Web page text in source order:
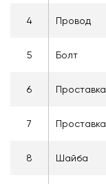
4 Провод
5 Болт
6 Проставка
7 Проставка
8 Шайба